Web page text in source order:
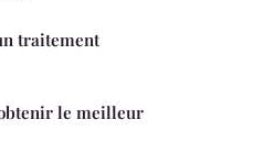
traitement
le meilleur